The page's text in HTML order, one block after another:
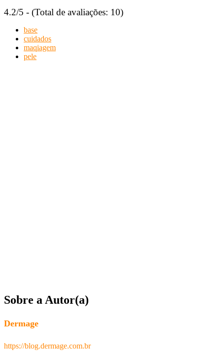
4.2/5 - (Total de avaliações: 10)
base
cuidados
maqiagem
pele
Sobre a Autor(a)
Dermage
https://blog.dermage.com.br